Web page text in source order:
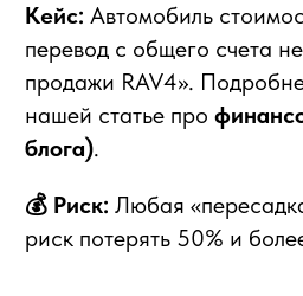
Кейс: Автомобиль
перевод с общего счета
продажи RAV4».
нашей статье про
блога).
💰 Риск: Любая
риск потерять 50% и